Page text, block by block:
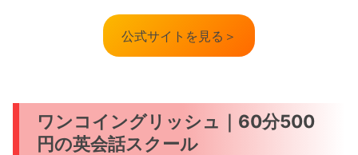
公式サイトを見る＞
ワンコイングリッシュ｜60分500
円の英会話スクール